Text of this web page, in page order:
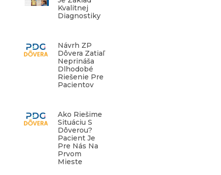
Kvalitnej
Diagnostiky
Návrh ZP
Dôvera Zatiaľ
Neprináša
Dlhodobé
Riešenie Pre
Pacientov
Ako Riešime
Situáciu S
Dôverou?
Pacient Je
Pre Nás Na
Prvom
Mieste